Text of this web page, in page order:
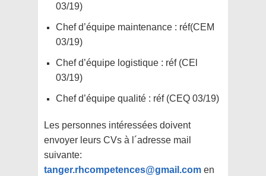
03/19)
Chef d’équipe maintenance : réf(CEM
03/19)
Chef d’équipe logistique : réf (CEl
03/19)
Chef d’équipe qualité : réf (CEQ 03/19)
Les personnes intéressées doivent
envoyer leurs CVs à l´adresse mail
suivante:
tanger.rhcompetences@gmail.com en